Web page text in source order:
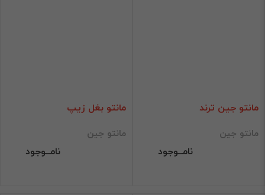
مانتو جین ترند
مانتو جین
نامــوجود
مانتو بغل زیپ
مانتو جین
نامــوجود